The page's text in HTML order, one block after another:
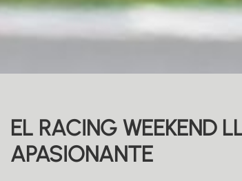
EL RACING WEEKEND
APASIONANTE